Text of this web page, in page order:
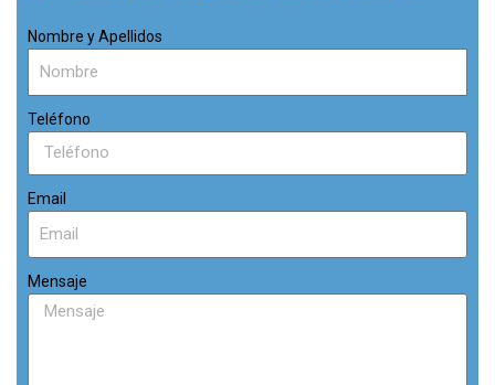
Nombre y Apellidos
Teléfono
Email
Mensaje